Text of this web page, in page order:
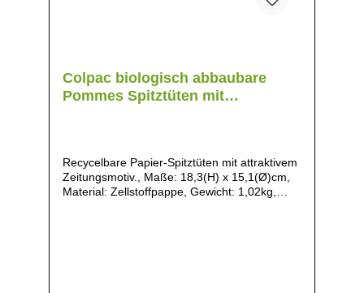
Colpac biologisch abbaubare
Pommes Spitztüten mit
Recycelbare Papier-Spitztüten mit attraktivem
Zeitungsmotiv., Maße: 18,3(H) x 15,1(Ø)cm,
Material: Zellstoffpappe, Gewicht: 1,02kg,